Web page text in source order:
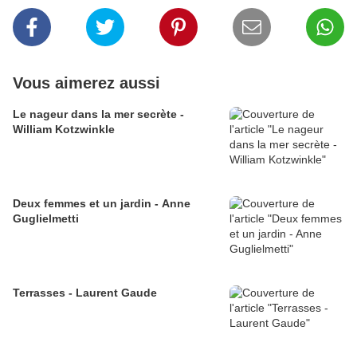
Vous aimerez aussi
Le nageur dans la mer secrète -
William Kotzwinkle
Deux femmes et un jardin - Anne
Guglielmetti
Terrasses - Laurent Gaude